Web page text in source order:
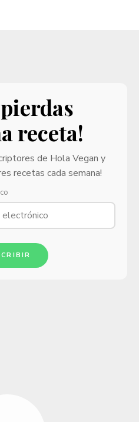
pierdas
receta!
de Hola Vegan y
recetas cada semana!